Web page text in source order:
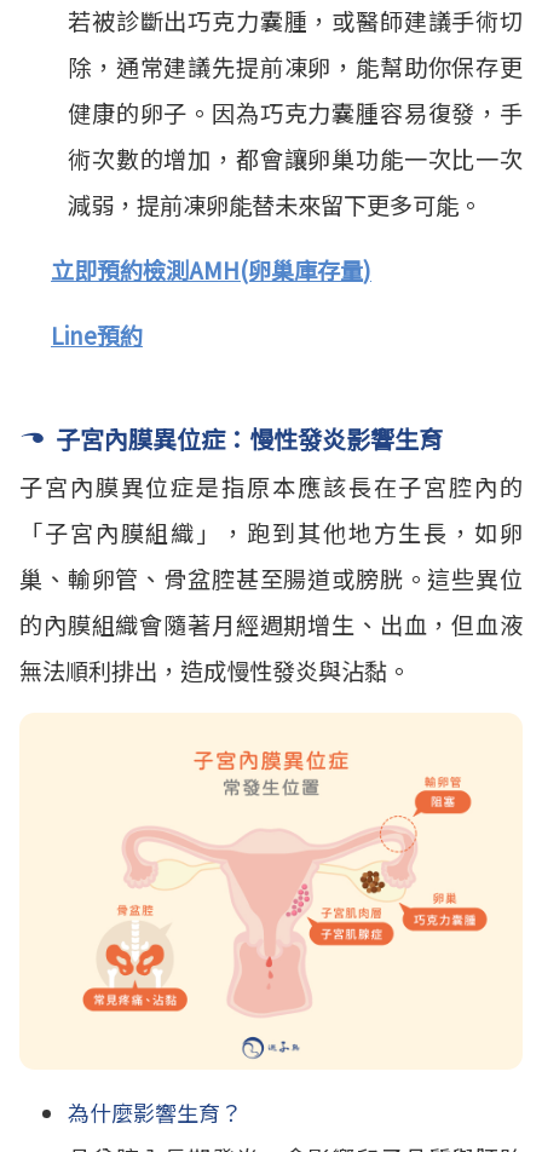
若被診斷出巧克力囊腫，或醫師建議手術切
除，通常建議先提前凍卵，能幫助你保存更
健康的卵子。因為巧克力囊腫容易復發，手
術次數的增加，都會讓卵巢功能一次比一次
減弱，提前凍卵能替未來留下更多可能。
立即預約檢測AMH(卵巢庫存量)
Line預約
子宮內膜異位症：慢性發炎影響生育
子宮內膜異位症是指原本應該長在子宮腔內的
「子宮內膜組織」，跑到其他地方生長，如卵
巢、輸卵管、骨盆腔甚至腸道或膀胱。這些異位
的內膜組織會隨著月經週期增生、出血，但血液
無法順利排出，造成慢性發炎與沾黏。
為什麼影響生育？